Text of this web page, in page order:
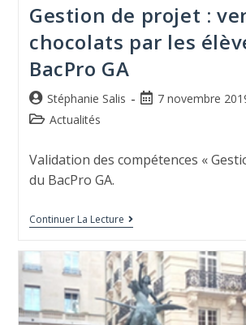
Gestion de projet :
chocolats par les
BacPro GA
Stéphanie Salis
7 novembre
Actualités
Validation des compétences «
du BacPro GA.
Continuer La Lecture